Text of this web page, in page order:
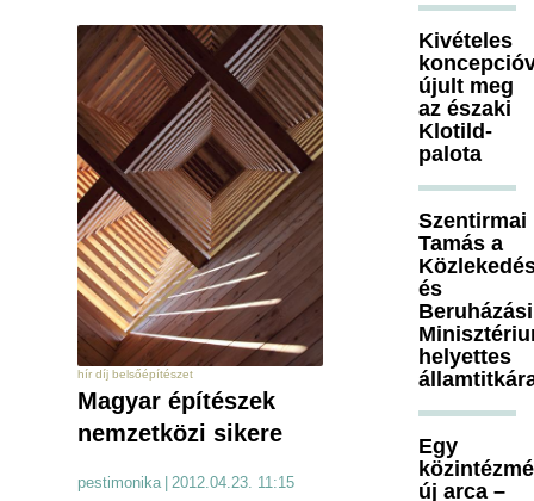
hír díj belsőépítészet
Magyar építészek
nemzetközi sikere
pestimonika 2012.04.23. 11:15
Kivételes
újult meg
az északi
Klotild-
palota
Szentirmai
Tamás a
és
Beruházási
helyettes
Egy
új arca –